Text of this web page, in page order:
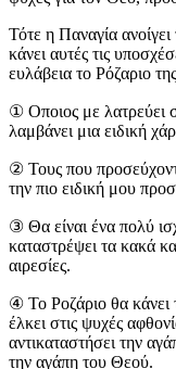
Τότε η Παναγία
κάνει αυτές τις
ευλάβεια το Ρόζαριο
① Οποιος με λατρεύει
λαμβάνει μια ειδική
② Τους που
την πιο ειδική μου
③ Θα είναι ένα πολύ
καταστρέψει τα κακά
αιρεσίες.
④ Το Ροζάριο θα κάνει
έλκει στις ψυχές
αντικαταστήσει την
την αγάπη του Θεού.